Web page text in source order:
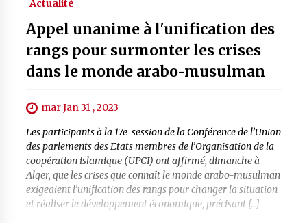
Actualité
Appel unanime à l'unification des
rangs pour surmonter les crises
dans le monde arabo-musulman
mar Jan 31 , 2023
Les participants à la 17e session de la Conférence de l’Union
des parlements des Etats membres de l’Organisation de la
coopération islamique (UPCI) ont affirmé, dimanche à
Alger, que les crises que connaît le monde arabo-musulman
exigeaient l’unification des rangs pour changer la situation
et réaliser le développement économique, précisant […]